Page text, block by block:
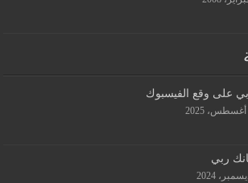
على وقع الفيسبوك
ربي